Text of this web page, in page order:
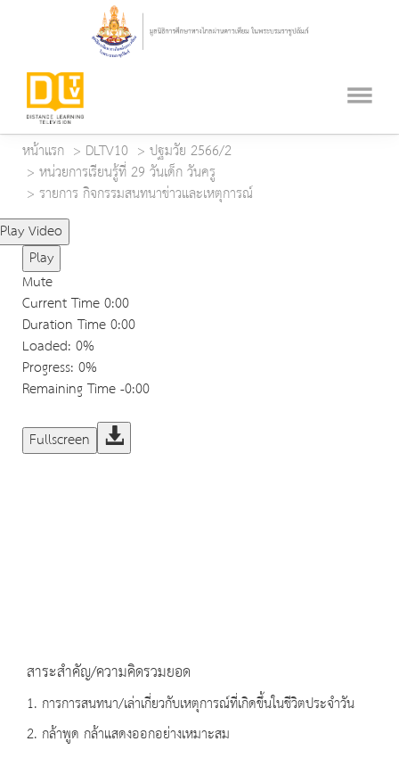
หน้าแรก DLTV10
ปฐมวัย 2566/2
หน่วยการเรียนรู้ที่ 29 วันเด็ก วันครู
รายการ กิจกรรมสนทนาข่าวและเหตุการณ์
Play Video
Play
Mute
Current Time0:00
Duration Time0:00
Loaded: 0%
Progress: 0%
Remaining Time-0:00
Fullscreen
สาระสำคัญ/ความคิดรวมยอด
1. การการสนทนา/เล่าเกี่ยวกับเหตุการณ์ที่เกิดขึ้นในชีวิตประจำวัน
2. กล้าพูด กล้าแสดงออกอย่างเหมาะสม